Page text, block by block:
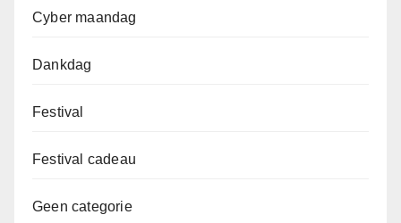
Cyber maandag
Dankdag
Festival
Festival cadeau
Geen categorie